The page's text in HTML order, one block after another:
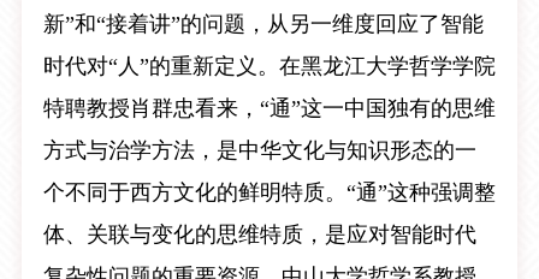
新”和“接着讲”的问题，从另一维度回应了智能
时代对“人”的重新定义。在黑龙江大学哲学学院
特聘教授肖群忠看来，“通”这一中国独有的思维
方式与治学方法，是中华文化与知识形态的一
个不同于西方文化的鲜明特质。“通”这种强调整
体、关联与变化的思维特质，是应对智能时代